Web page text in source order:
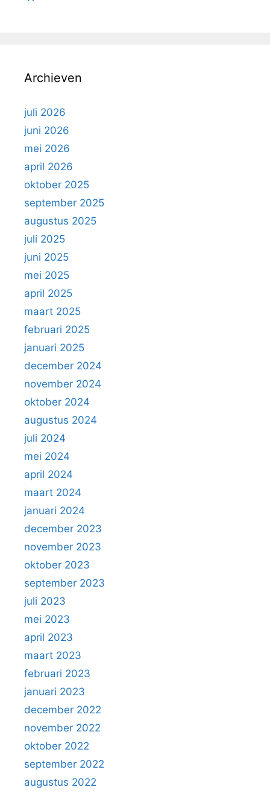
Archieven
juli 2026
juni 2026
mei 2026
april 2026
oktober 2025
september 2025
augustus 2025
juli 2025
juni 2025
mei 2025
april 2025
maart 2025
februari 2025
januari 2025
december 2024
november 2024
oktober 2024
augustus 2024
juli 2024
mei 2024
april 2024
maart 2024
januari 2024
december 2023
november 2023
oktober 2023
september 2023
juli 2023
mei 2023
april 2023
maart 2023
februari 2023
januari 2023
december 2022
november 2022
oktober 2022
september 2022
augustus 2022